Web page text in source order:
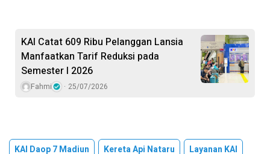
KAI Catat 609 Ribu Pelanggan Lansia
Manfaatkan Tarif Reduksi pada
Semester I 2026
Fahmi 25/07/2026
KAI Daop 7 Madiun Kereta Api Nataru
Layanan KAI